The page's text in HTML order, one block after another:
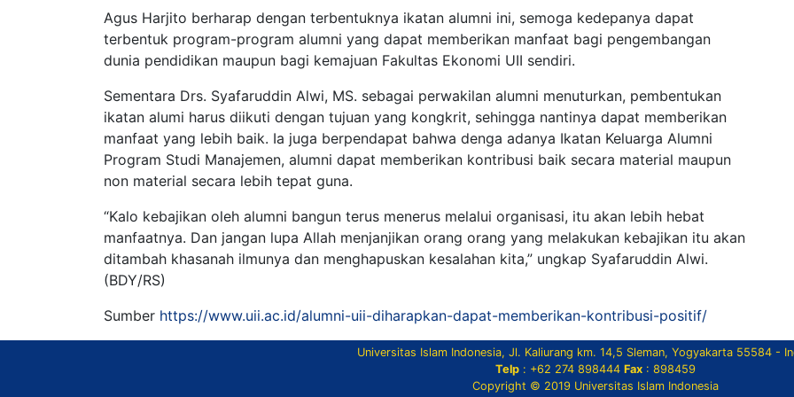
Agus Harjito berharap dengan terbentuknya ikatan alumni ini, semoga kedepanya dapat
terbentuk program-program alumni yang dapat memberikan manfaat bagi pengembangan
dunia pendidikan maupun bagi kemajuan Fakultas Ekonomi UII sendiri.
Sementara Drs. Syafaruddin Alwi, MS. sebagai perwakilan alumni menuturkan, pembentukan
ikatan alumi harus diikuti dengan tujuan yang kongkrit, sehingga nantinya dapat memberikan
manfaat yang lebih baik. Ia juga berpendapat bahwa denga adanya Ikatan Keluarga Alumni
Program Studi Manajemen, alumni dapat memberikan kontribusi baik secara material maupun
non material secara lebih tepat guna.
“Kalo kebajikan oleh alumni bangun terus menerus melalui organisasi, itu akan lebih hebat
manfaatnya. Dan jangan lupa Allah menjanjikan orang orang yang melakukan kebajikan itu akan
ditambah khasanah ilmunya dan menghapuskan kesalahan kita,” ungkap Syafaruddin Alwi.
(BDY/RS)
Sumber https://www.uii.ac.id/alumni-uii-diharapkan-dapat-memberikan-kontribusi-positif/
Universitas Islam Indonesia, Jl. Kaliurang km. 14,5 Sleman, Yogyakarta 55584 -
Telp : +62 274 898444 Fax : 898459
Copyright © 2019 Universitas Islam Indonesia